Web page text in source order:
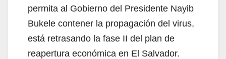
permita al Gobierno del Presidente Nayib
Bukele contener la propagación del virus,
está retrasando la fase II del plan de
reapertura económica en El Salvador.